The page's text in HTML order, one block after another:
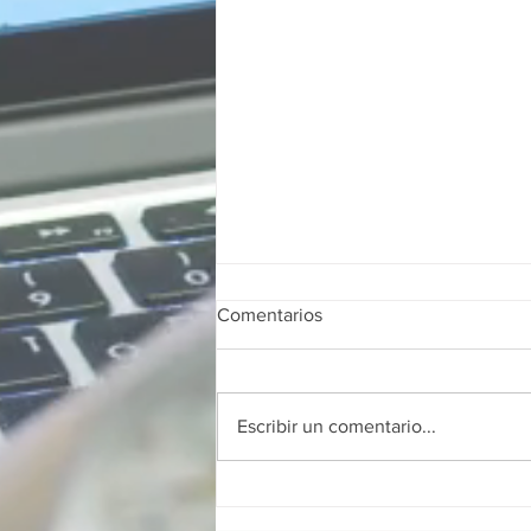
Comentarios
Escribir un comentario...